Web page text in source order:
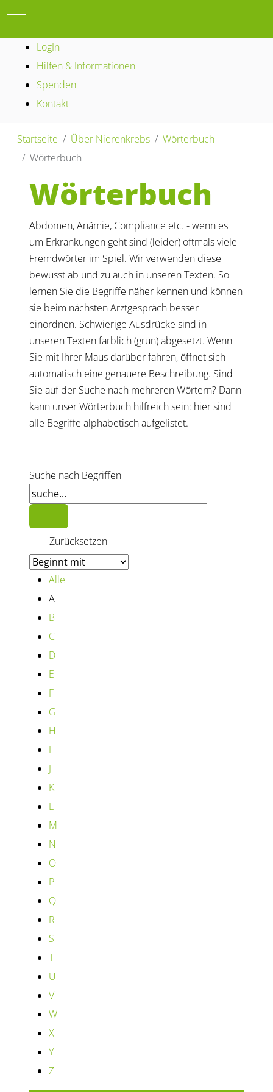
Mobile Menu Toggle
LogIn
Hilfen & Informationen
Spenden
Kontakt
Startseite Über Nierenkrebs
Wörterbuch
Wörterbuch
Wörterbuch
Abdomen, Anämie, Compliance etc. - wenn es
um Erkrankungen geht sind (leider) oftmals viele
Fremdwörter im Spiel. Wir verwenden diese
bewusst ab und zu auch in unseren Texten. So
lernen Sie die Begriffe näher kennen und können
sie beim nächsten Arztgespräch besser
einordnen. Schwierige Ausdrücke sind in
unseren Texten farblich (grün) abgesetzt. Wenn
Sie mit Ihrer Maus darüber fahren, öffnet sich
automatisch eine genauere Beschreibung. Sind
Sie auf der Suche nach mehreren Wörtern? Dann
kann unser Wörterbuch hilfreich sein: hier sind
alle Begriffe alphabetisch aufgelistet.
Suche nach Begriffen
Alle
A
B
C
D
E
F
G
H
I
J
K
L
M
N
O
P
Q
R
S
T
U
V
W
X
Y
Z